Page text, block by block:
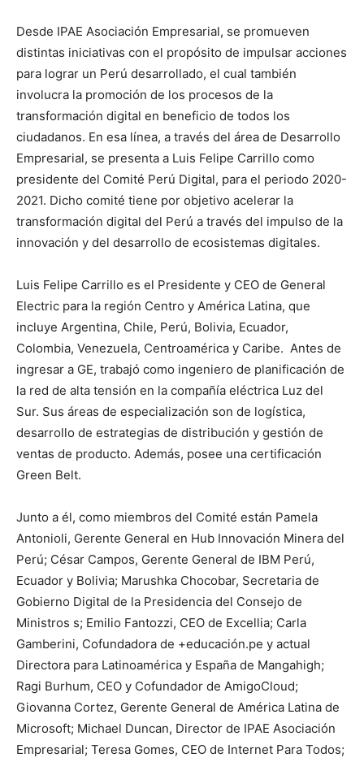
Desde IPAE Asociación Empresarial, se promueven
distintas iniciativas con el propósito de impulsar acciones
para lograr un Perú desarrollado, el cual también
involucra la promoción de los procesos de la
transformación digital en beneficio de todos los
ciudadanos. En esa línea, a través del área de Desarrollo
Empresarial, se presenta a Luis Felipe Carrillo como
presidente del Comité Perú Digital, para el periodo 2020-
2021. Dicho comité tiene por objetivo acelerar la
transformación digital del Perú a través del impulso de la
innovación y del desarrollo de ecosistemas digitales.
Luis Felipe Carrillo es el Presidente y CEO de General
Electric para la región Centro y América Latina, que
incluye Argentina, Chile, Perú, Bolivia, Ecuador,
Colombia, Venezuela, Centroamérica y Caribe. Antes de
ingresar a GE, trabajó como ingeniero de planificación de
la red de alta tensión en la compañía eléctrica Luz del
Sur. Sus áreas de especialización son de logística,
desarrollo de estrategias de distribución y gestión de
ventas de producto. Además, posee una certificación
Green Belt.
Junto a él, como miembros del Comité están Pamela
Antonioli, Gerente General en Hub Innovación Minera del
Perú; César Campos, Gerente General de IBM Perú,
Ecuador y Bolivia; Marushka Chocobar, Secretaria de
Gobierno Digital de la Presidencia del Consejo de
Ministros s; Emilio Fantozzi, CEO de Excellia; Carla
Gamberini, Cofundadora de +educación.pe y actual
Directora para Latinoamérica y España de Mangahigh;
Ragi Burhum, CEO y Cofundador de AmigoCloud;
Giovanna Cortez, Gerente General de América Latina de
Microsoft; Michael Duncan, Director de IPAE Asociación
Empresarial; Teresa Gomes, CEO de Internet Para Todos;